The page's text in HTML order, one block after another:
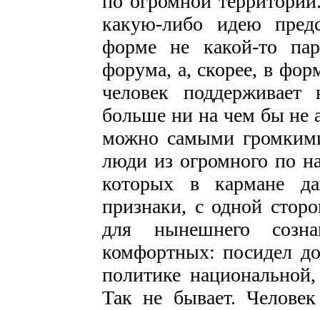
какую-либо идею
форме не какой-то
форума, а, скорее, в
человек
больше ни на чем бы не
можно самыми
люди из огромного по
которых в кармане
признаки, с одной
для нынешнего
комфортных: посидел
политике
Так не бывает.